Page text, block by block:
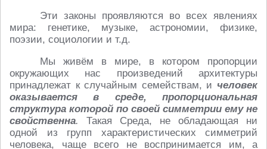
Эти законы проявляются во всех явлениях
мира: генетике, музыке, астрономии, физике,
поэзии, социологии и т.д.
Мы живём в мире, в котором пропорции
окружающих нас произведений архитектуры
принадлежат к случайным семействам, и человек
оказывается в среде, пропорциональная
структура которой по своей симметрии ему не
свойственна. Такая Среда, не обладающая ни
одной из групп характеристических симметрий
человека, чаще всего не воспринимается им, а